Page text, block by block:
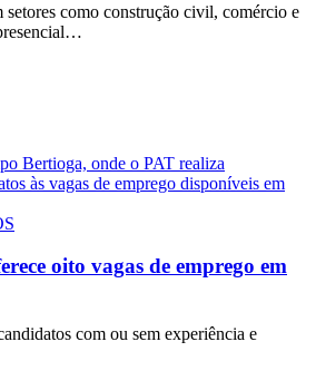
setores como construção civil, comércio e
oito vagas de emprego em
com ou sem experiência e